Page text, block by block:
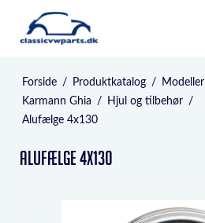
Forside / Produktkatalog / Modeller
Karmann Ghia
/ Hjul og tilbehør /
Alufælge 4x130
Alufælge 4x130